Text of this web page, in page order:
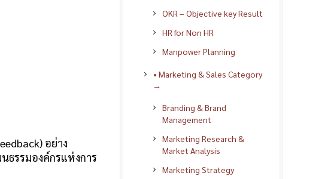
อย่าง
ธรรมองค์กรแห่งการ
OKR – Objective key Result
HR for Non HR
Manpower Planning
• Marketing & Sales Category
→
Branding & Brand
Management
Marketing Research &
Market Analysis
Marketing Strategy